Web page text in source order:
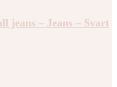
jeans – Jeans – Svart